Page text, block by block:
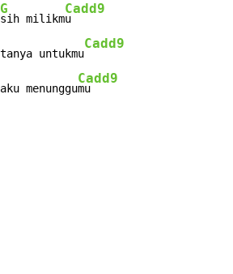
G
sih milikm
Cadd9
u
untukmu
Cadd9
menunggu
Cadd9
mu